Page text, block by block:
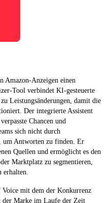
Amazon-Anzeigen einen
Tool verbindet KI-gesteuerte
Leistungsänderungen, damit die
Der integrierte Assistent
Chancen und
sich nicht durch
um Antworten zu finden. Er
Quellen und ermöglicht es den
Marktplatz zu segmentieren,
erhalten.
Voice mit dem der Konkurrenz
Marke im Laufe der Zeit